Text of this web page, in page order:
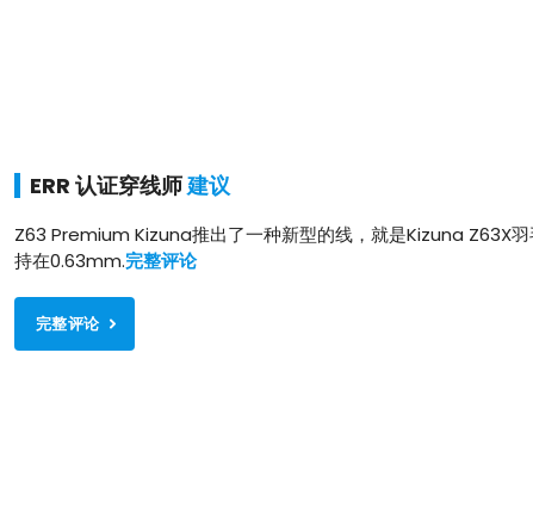
ERR 认证穿线师建议
Z63 Premium Kizuna推出了一种新型的线，就是Kizuna Z63X
持在0.63mm.完整评论
完整评论